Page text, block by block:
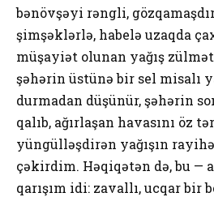
bənövşəyi rəngli,
şimşəklərlə, habelə uzaqda
müşayiət olunan yağış
şəhərin üstünə bir sel misalı
durmadan düşünür, şəhərin
qalıb, ağırlaşan havasını öz
yüngülləşdirən yağışın
çəkirdim. Həqiqətən də, bu —
qarışım idi: zavallı, ucqar bir